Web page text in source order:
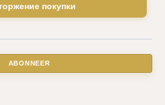
покупки